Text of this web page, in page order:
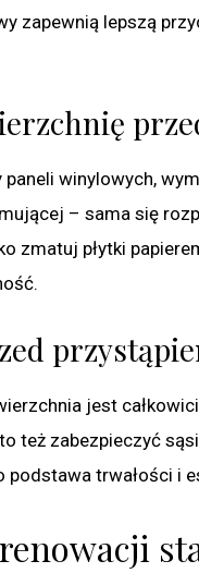
zapewnią lepszą
winylowych,
– sama się
zmatuj płytki
jest
też zabezpieczyć
trwałości i